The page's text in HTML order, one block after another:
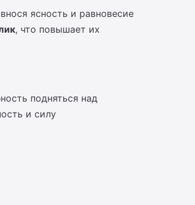
ясность и равновесие
, что повышает их
подняться над
и силу